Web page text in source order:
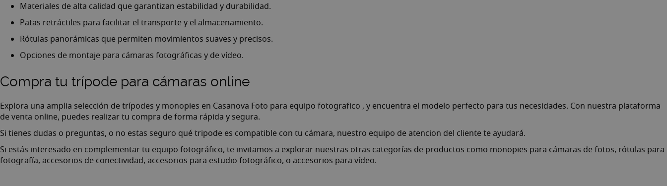
Materiales de alta calidad que garantizan estabilidad y durabilidad.
Patas retráctiles para facilitar el transporte y el almacenamiento.
Rótulas panorámicas que permiten movimientos suaves y precisos.
Opciones de montaje para cámaras fotográficas y de vídeo.
Compra tu trípode para cámaras online
Explora una amplia selección de trípodes y monopies en Casanova Foto para equipo fotografico , y encuentra el modelo perfecto para tus necesidades. Con nuestra plataforma
de venta online, puedes realizar tu compra de forma rápida y segura.
Si tienes dudas o preguntas, o no estas seguro qué tripode es compatible con tu cámara, nuestro equipo deatencion del clientete ayudará.
Si estás interesado en complementar tu equipo fotográfico, te invitamos a explorar nuestras otras categorías de productos como monopies para cámaras de fotos, rótulas para
fotografía, accesorios de conectividad, accesorios para estudio fotográfico, o accesorios para vídeo.